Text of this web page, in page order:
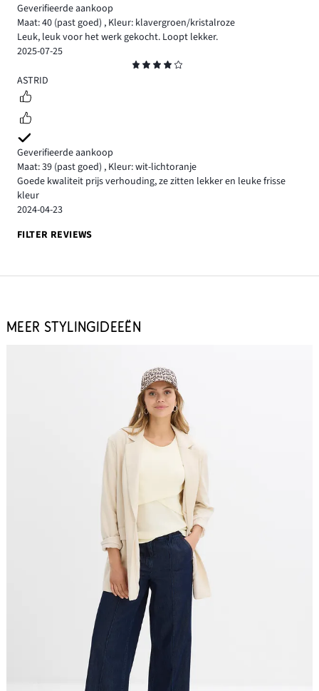
Geverifieerde aankoop
Maat: 40 (past goed) , Kleur: klavergroen/kristalroze
Leuk, leuk voor het werk gekocht. Loopt lekker.
2025-07-25
4
ASTRID
Geverifieerde aankoop
Maat: 39 (past goed) , Kleur: wit-lichtoranje
Goede kwaliteit prijs verhouding, ze zitten lekker en leuke frisse
kleur
2024-04-23
FILTER REVIEWS
MEER STYLINGIDEEËN